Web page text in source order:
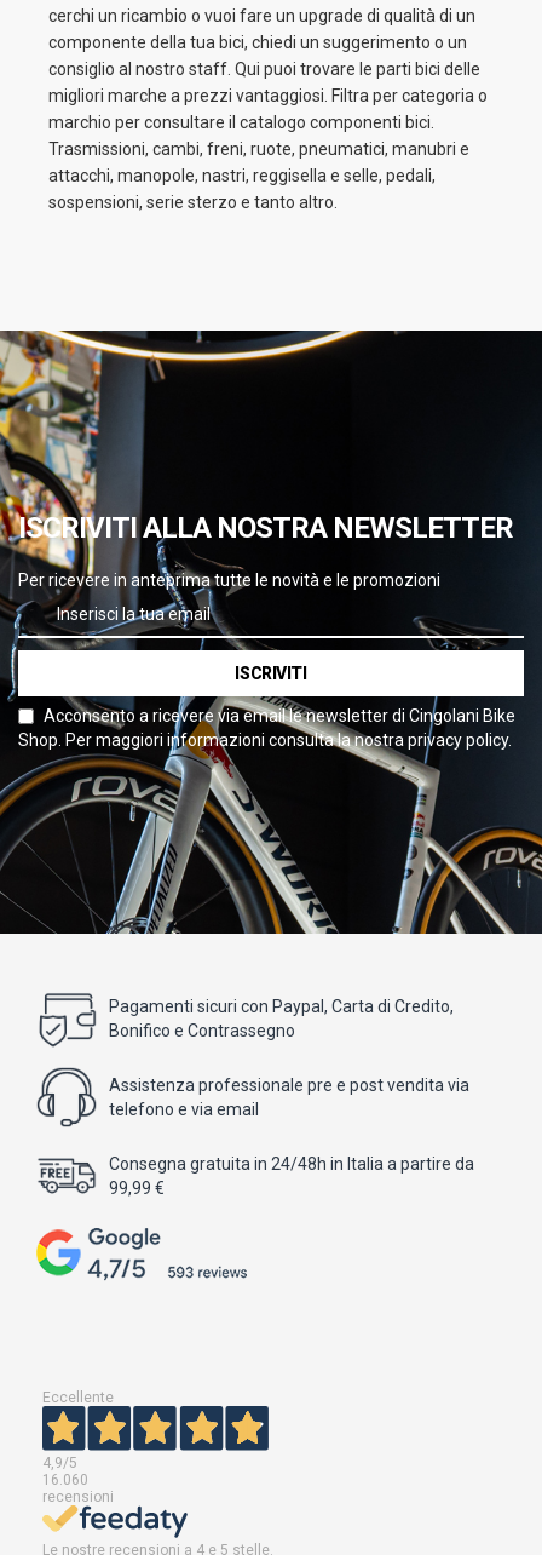
cerchi un ricambio o vuoi fare un upgrade di qualità di un
componente della tua bici, chiedi un suggerimento o un
consiglio al nostro staff. Qui puoi trovare le parti bici delle
migliori marche a prezzi vantaggiosi. Filtra per categoria o
marchio per consultare il catalogo componenti bici.
Trasmissioni, cambi, freni, ruote, pneumatici, manubri e
attacchi, manopole, nastri, reggisella e selle, pedali,
sospensioni, serie sterzo e tanto altro.
ISCRIVITI ALLA NOSTRA NEWSLETTER
Per ricevere in anteprima tutte le novità e le promozioni
ISCRIVITI
Acconsento a ricevere via email le newsletter di Cingolani Bike
Shop. Per maggiori informazioni consulta la nostra privacy policy.
Pagamenti sicuri con Paypal, Carta di Credito,
Bonifico e Contrassegno
Assistenza professionale pre e post vendita via
telefono e via email
Consegna gratuita in 24/48h in Italia a partire da
99,99 €
Eccellente
4,9/5
16.060
recensioni
Le nostre recensioni a 4 e 5 stelle.